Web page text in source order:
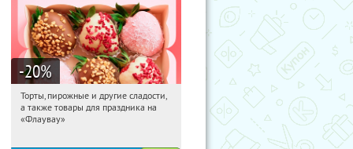
-20%
08:28:29 Получили:
Россия
Торты, пирожные и другие сладости,
а также товары для праздника на
«Флаувау»